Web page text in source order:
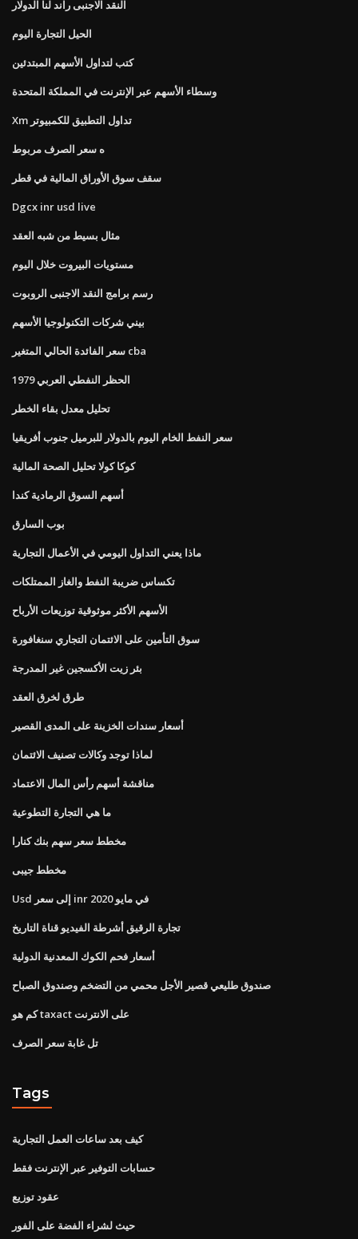
النقد الاجنبى راند لنا الدولار
الحيل التجارة اليوم
كتب لتداول الأسهم المبتدئين
وسطاء الأسهم عبر الإنترنت في المملكة المتحدة
Xm تداول التطبيق للكمبيوتر
ه سعر الصرف مربوط
سقف سوق الأوراق المالية في قطر
Dgcx inr usd live
مثال بسيط من شبه العقد
مستويات البيروت خلال اليوم
رسم برامج النقد الاجنبى الروبوت
بيني شركات التكنولوجيا الأسهم
سعر الفائدة الحالي المتغير cba
الحظر النفطي العربي 1979
تحليل معدل بقاء الخطر
سعر النفط الخام اليوم بالدولار للبرميل جنوب أفريقيا
كوكا كولا تحليل الصحة المالية
أسهم السوق الرمادية كندا
بوب السارق
ماذا يعني التداول اليومي في الأعمال التجارية
تكساس ضريبة النفط والغاز الممتلكات
الأسهم الأكثر موثوقية توزيعات الأرباح
سوق التأمين على الائتمان التجاري سنغافورة
بئر زيت الأكسجين غير المدرجة
طرق لخرق العقد
أسعار سندات الخزينة على المدى القصير
لماذا توجد وكالات تصنيف الائتمان
مناقشة أسهم رأس المال الاعتماد
ما هي التجارة التطوعية
مخطط سعر سهم بنك كنارا
مخطط جيبى
Usd إلى سعر inr في مايو 2020
تجارة الرقيق أشرطة الفيديو قناة التاريخ
أسعار فحم الكوك المعدنية الدولية
صندوق طليعي قصير الأجل محمي من التضخم وصندوق الصباح
كم هو taxact على الانترنت
تل غابة سعر الصرف
Tags
كيف بعد ساعات العمل التجارية
حسابات التوفير عبر الإنترنت فقط
عقود توزيع
حيث لشراء الفضة على الفور